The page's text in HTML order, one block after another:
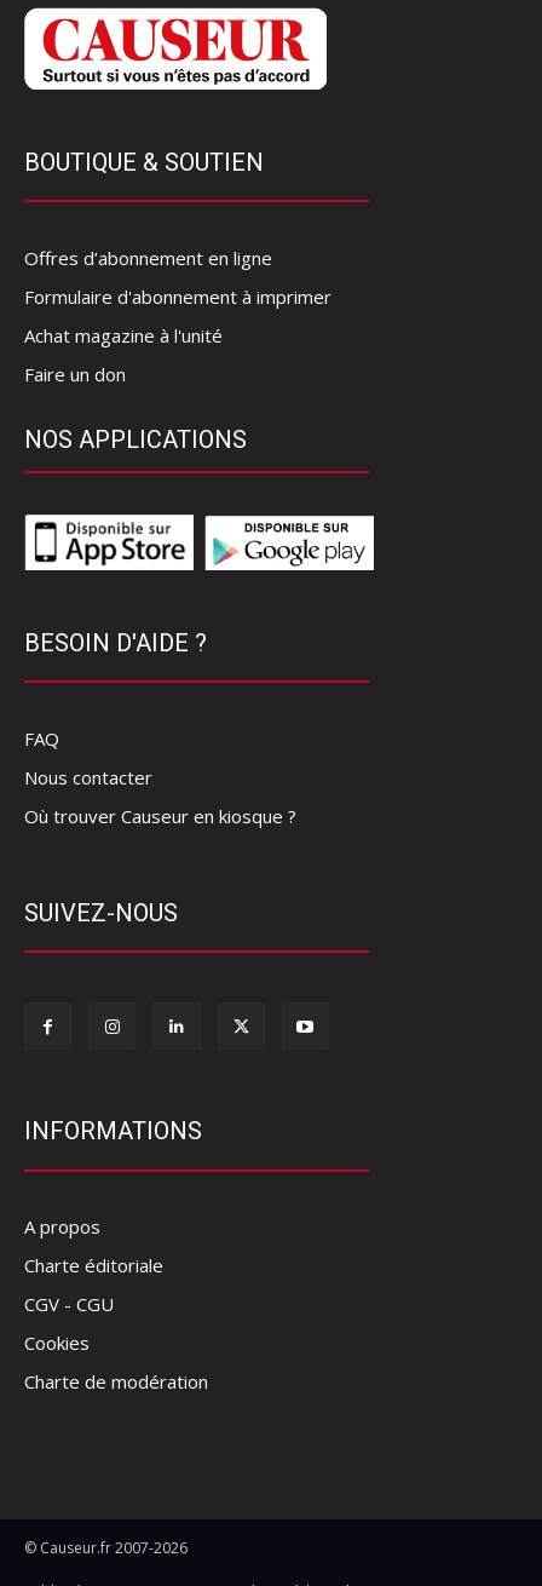
BOUTIQUE & SOUTIEN
Offres d’abonnement en ligne
Formulaire d'abonnement à imprimer
Achat magazine à l'unité
Faire un don
NOS APPLICATIONS
BESOIN D'AIDE ?
FAQ
Nous contacter
Où trouver Causeur en kiosque ?
SUIVEZ-NOUS
INFORMATIONS
A propos
Charte éditoriale
CGV - CGU
Cookies
Charte de modération
© Causeur.fr 2007-2026